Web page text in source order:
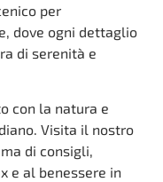
per
dove ogni dettaglio
di serenità e
con la natura e
Visita il nostro
di consigli,
e al benessere in